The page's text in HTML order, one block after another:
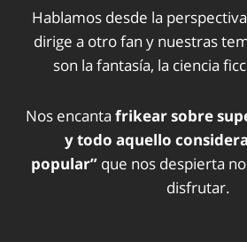
Hablamos desde la
dirige a otro fan y nuestras
son la fantasía, la ciencia
Nos encanta frikear sobre
y todo aquello
popular” que nos despierta
disfrutar.